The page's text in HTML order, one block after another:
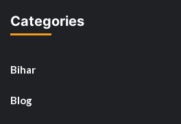
Categories
Bihar
Blog